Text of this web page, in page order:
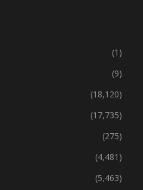
(1)
(9)
(18,120)
(17,735)
(275)
(4,481)
(5,463)